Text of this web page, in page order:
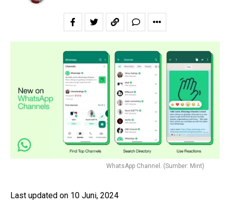
WhatsApp Channel. (Sumber: Mint)
Last updated on 10 Juni, 2024